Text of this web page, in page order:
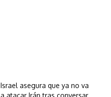
Israel asegura que ya no va